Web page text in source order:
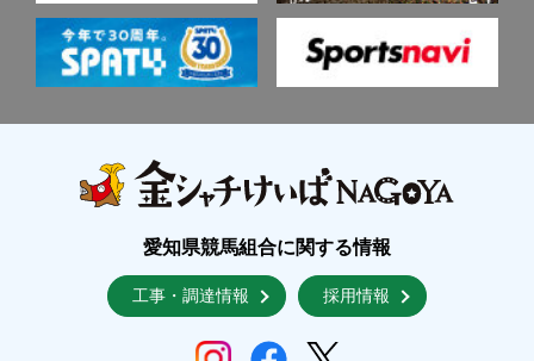
愛知県競馬組合に関する情報
工事・調達情報 採用情報